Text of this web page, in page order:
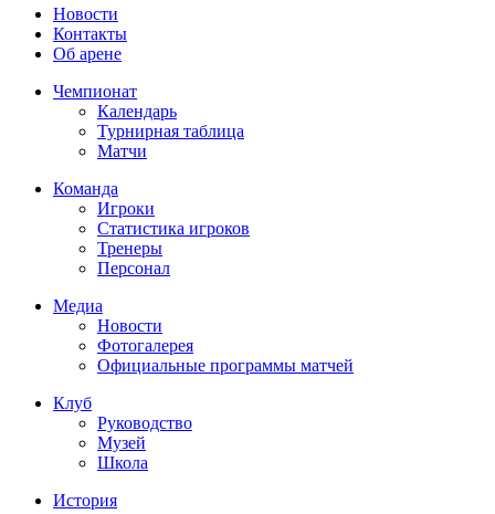
Новости
Контакты
Об арене
Чемпионат
Календарь
Турнирная таблица
Матчи
Команда
Игроки
Статистика игроков
Тренеры
Персонал
Медиа
Новости
Фотогалерея
Официальные программы матчей
Клуб
Руководство
Музей
Школа
История